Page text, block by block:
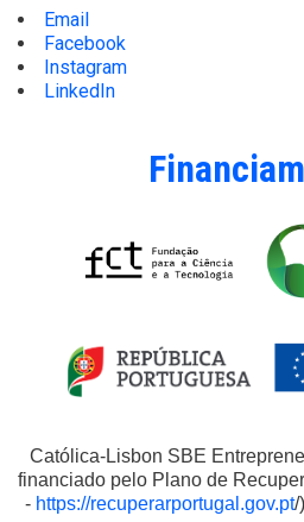
Email
Facebook
Instagram
LinkedIn
Católica-Lisbon SBE
financiado pelo Plano de
- https://recuperarportugal.gov.pt/